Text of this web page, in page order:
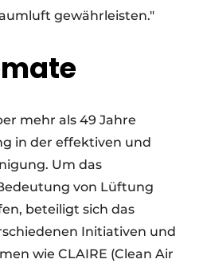
gewährleisten."
mehr als 49 Jahre
in der effektiven und
Um das
von Lüftung
beteiligt sich das
Initiativen und
wie CLAIRE (Clean Air